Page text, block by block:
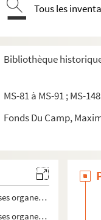
Tous les
Bibliothèque
MS-81 à MS-91 ; MS-
Fonds Du Camp,
organes, ses fonctions
organes, ses fonctions